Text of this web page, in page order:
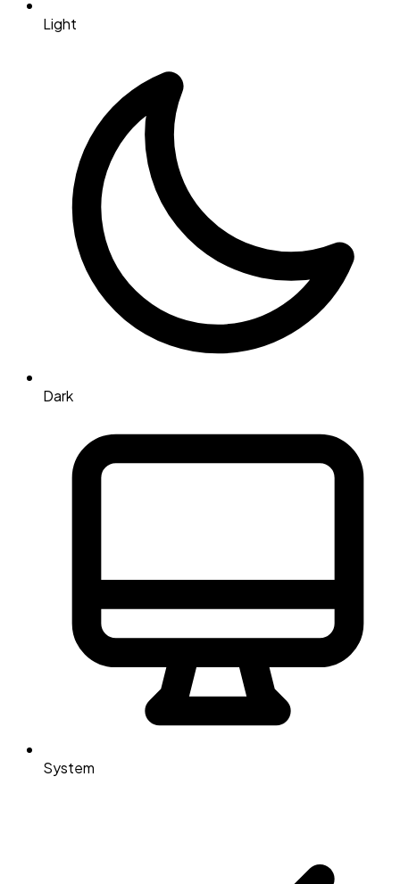
Light
Dark
System